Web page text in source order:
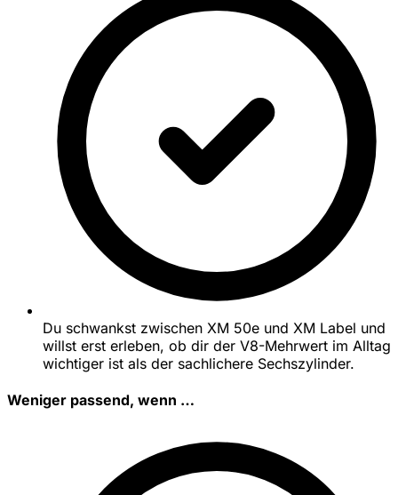
Du schwankst zwischen XM 50e und XM Label und
willst erst erleben, ob dir der V8-Mehrwert im Alltag
wichtiger ist als der sachlichere Sechszylinder.
Weniger passend, wenn …